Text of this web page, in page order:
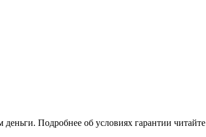
деньги. Подробнее об условиях гарантии читайте